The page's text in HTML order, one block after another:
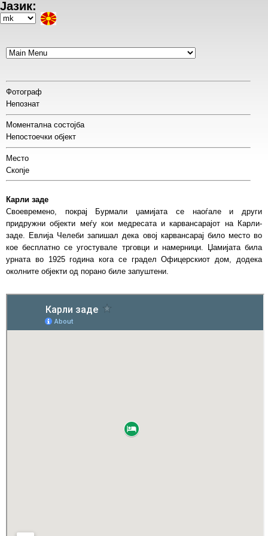
Skip
to
Јазик:
Select
Фотограф
Непознат
Моментална состојба
Непостоечки објект
Место
Скопје
Карли заде
Своевремено, покрај Бурмали џамијата се наоѓале и други
придружни објекти меѓу кои медресата и карвансарајот на Карли-
заде. Евлија Челеби запишал дека овој карвансарај било место во
кое бесплатно се угостувале трговци и намерници. Џамијата била
урната во 1925 година кога се градел Офицерскиот дом, додека
околните објекти од порано биле запуштени.